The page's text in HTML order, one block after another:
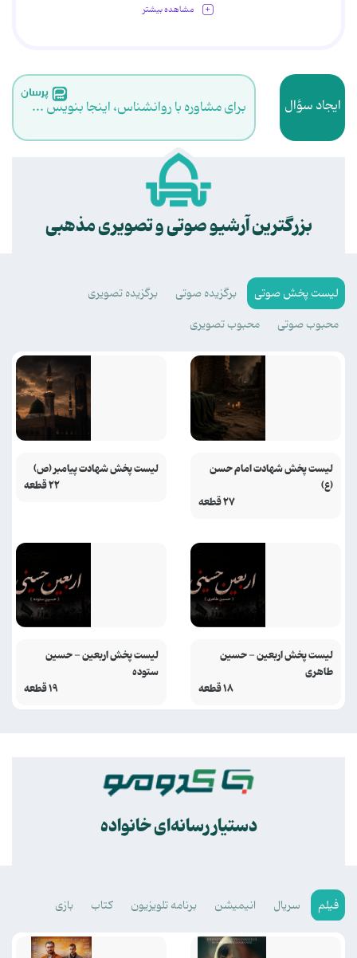
مشاهده بیشتر
ایجاد سؤال برای مشاوره با روانشناس، اینجا بنویس ...
.
بزرگترین آرشیو صوتی و تصویری مذهبی
لیست پخش صوتی برگزیده صوتی
برگزیده تصویری
محبوب صوتی
محبوب تصویری
۲۷ قطعه
لیست پخش شهادت امام حسن
(ع)
۲۲ قطعه
لیست پخش شهادت پیامبر (ص)
۱۸ قطعه
لیست پخش اربعین - حسین
طاهری
۱۹ قطعه
لیست پخش اربعین - حسین
ستوده
دستیار رسانه‌ای خانواده
فیلم سریال انیمیشن برنامه تلویزیون کتاب بازی